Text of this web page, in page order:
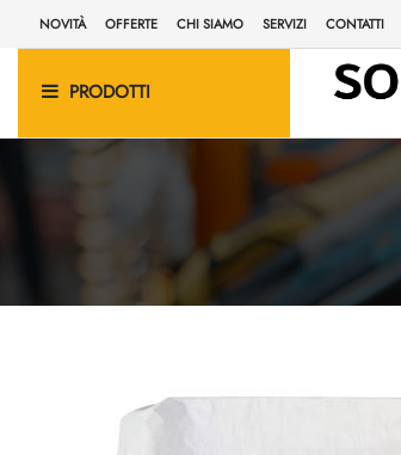
NOVITÀ OFFERTE CHI SIAMO SERVIZI CONTATTI
PRODOTTI